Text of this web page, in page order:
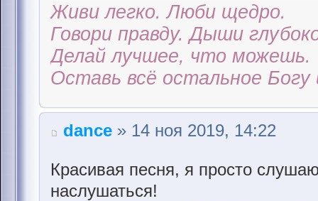
Живи легко. Люби щедро.
Говори правду. Дыши
Делай лучшее, что можешь.
Оставь всё остальное Богу
dance » 14 ноя 2019, 14:22
Красивая песня, я просто
наслушаться!